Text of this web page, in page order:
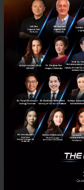
นอกจากนี้ ดีป้า ยังมุ่
สำหรับ Startup ไท
ดิจิทัลเพื่อเศรษฐกิจ
ที่ 2/2563 คณะกรร
ต่อคณะรัฐมนตรี ดำเ
สร้างมาตรการและสิ
Tech Startup จดจั
ประเทศไทยในบริบ
เป็นธรรม เร่งกระบ
ประมวลกฎหมายแพ่
กับหุ้นกู้แปลงสภาพ
ราคาที่กำหนด และก
พร้อมกันนี้ยังได้มอ